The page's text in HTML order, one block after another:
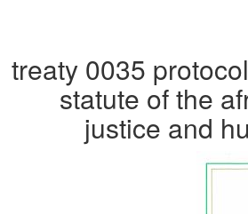
7792 treaty 0035
statute of the
justice and